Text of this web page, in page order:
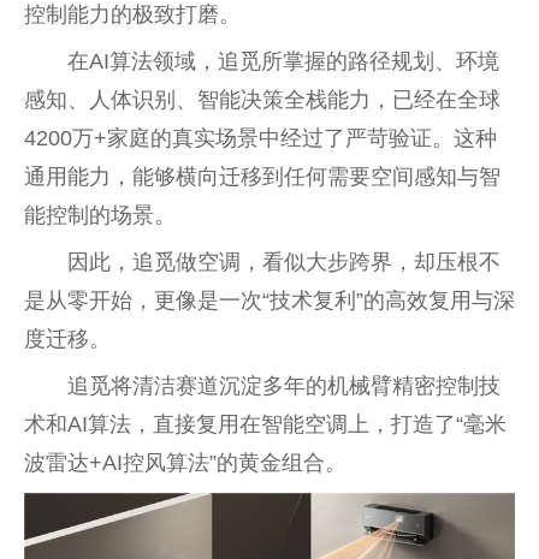
控制能力的极致打磨。
在AI算法领域，追觅所掌握的路径规划、环境
感知、人体识别、智能决策全栈能力，已经在全球
4200万+家庭的真实场景中经过了严苛验证。这种
通用能力，能够横向迁移到任何需要空间感知与智
能控制的场景。
因此，追觅做空调，看似大步跨界，却压根不
是从零开始，更像是一次“技术复利”的高效复用与深
度迁移。
追觅将清洁赛道沉淀多年的机械臂精密控制技
术和AI算法，直接复用在智能空调上，打造了“毫米
波雷达+AI控风算法”的黄金组合。